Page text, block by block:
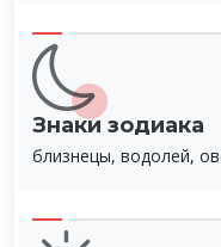
Знаки зодиака
близнецы, водолей,